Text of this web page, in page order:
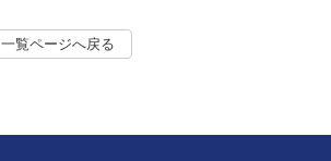
一覧ページへ戻る